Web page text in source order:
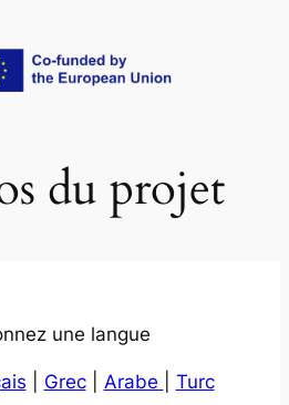
du projet
une langue
Grec| Arabe Turc